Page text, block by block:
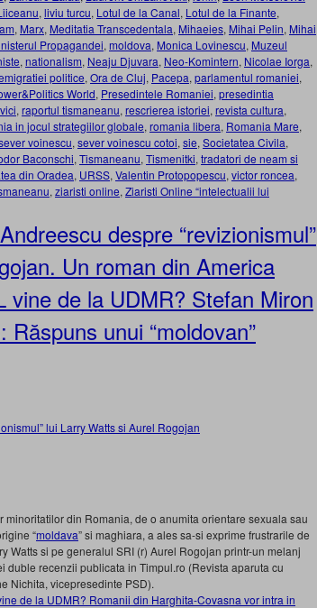
, liviu turcu, Lotul de la Canal, Lotul de la Finante,
, Marx, Meditatia Transcedentala, Mihaeies, Mihai Pelin, Mihai
Propagandei, moldova, Monica Lovinescu, Muzeul
, nationalism, Neaju Djuvara, Neo-Komintern, Nicolae Iorga,
politice, Ora de Cluj, Pacepa, parlamentul romaniei,
World, Presedintele Romaniei, presedintia
, raportul tismaneanu, rescrierea istoriei, revista cultura,
in jocul strategiilor globale, romania libera, Romania Mare,
voinescu, sever voinescu cotoi, sie, Societatea Civila,
Baconschi, Tismaneanu, Tismenitki, tradatori de neam si
din Oradea, URSS, Valentin Protopopescu, victor roncea,
, ziaristi online, Ziaristi Online “intelectualii lui
despre “revizionismul”
Un roman din America
vine de la UDMR? Stefan Miron
Răspuns unui “moldovan”
lui Larry Watts si Aurel Rogojan
din Romania, de o anumita orientare sexuala sau
“moldava” si maghiara, a ales sa-si exprime frustrarile de
Watts si pe generalul SRI (r) Aurel Rogojan printr-un melanj
duble recenzii publicata in Timpul.ro (Revista aparuta cu
Nichita, vicepresedinte PSD).
de la UDMR? Romanii din Harghita-Covasna vor intra in